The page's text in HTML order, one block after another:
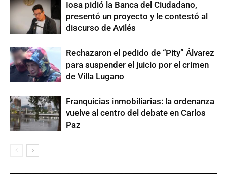
Iosa pidió la Banca del Ciudadano,
presentó un proyecto y le contestó al
discurso de Avilés
Rechazaron el pedido de “Pity” Álvarez
para suspender el juicio por el crimen
de Villa Lugano
Franquicias inmobiliarias: la ordenanza
vuelve al centro del debate en Carlos
Paz